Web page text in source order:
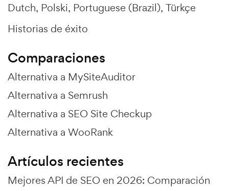
Dutch Polski Portuguese (Brazil) Türkçe
Historias de éxito
Comparaciones
Alternativa a MySiteAuditor
Alternativa a Semrush
Alternativa a SEO Site Checkup
Alternativa a WooRank
Artículos recientes
Mejores API de SEO en 2026: Comparación